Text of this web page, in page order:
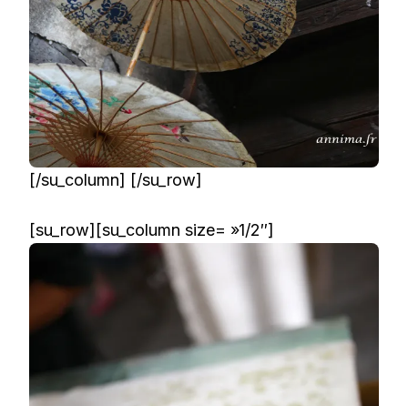
[/su_column] [/su_row]
[su_row][su_column size= »1/2″]